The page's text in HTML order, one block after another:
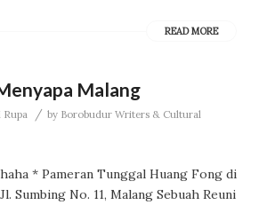
READ MORE
Malang
Rupa / by Borobudur Writers & Cultural
* Pameran Tunggal Huang Fong di
Sumbing No. 11, Malang Sebuah Reuni